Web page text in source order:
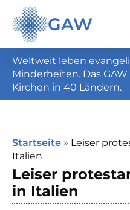
GAW
Weltweit leben
Minderheiten. Das
Kirchen in 40 Ländern.
Startseite » Leiser
Italien
Leiser
in Italien